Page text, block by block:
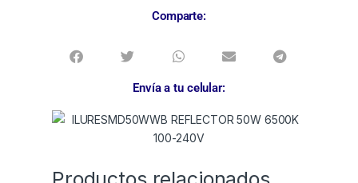
Comparte:
Envía a tu celular: